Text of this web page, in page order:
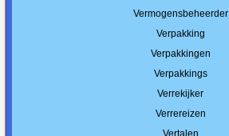
Vermogensbeheerder
Verpakking
Verpakkingen
Verpakkings
Verrekijker
Verrereizen
Vertalen